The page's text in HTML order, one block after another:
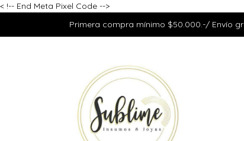
< !-- End Meta Pixel Code -->
Primera compra mínimo $50.000.-/ Envío